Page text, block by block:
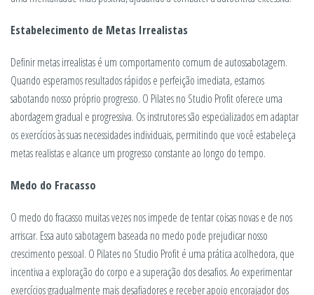
Estabelecimento de Metas Irrealistas
Definir metas irrealistas é um comportamento comum de autossabotagem.
Quando esperamos resultados rápidos e perfeição imediata, estamos
sabotando nosso próprio progresso. O Pilates no Studio Profit oferece uma
abordagem gradual e progressiva. Os instrutores são especializados em adaptar
os exercícios às suas necessidades individuais, permitindo que você estabeleça
metas realistas e alcance um progresso constante ao longo do tempo.
Medo do Fracasso
O medo do fracasso muitas vezes nos impede de tentar coisas novas e de nos
arriscar. Essa auto sabotagem baseada no medo pode prejudicar nosso
crescimento pessoal. O Pilates no Studio Profit é uma prática acolhedora, que
incentiva a exploração do corpo e a superação dos desafios. Ao experimentar
exercícios gradualmente mais desafiadores e receber apoio encorajador dos